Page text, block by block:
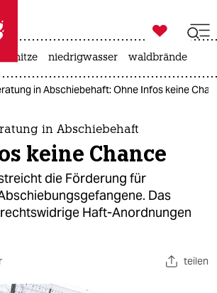
taz zahl ich
taz zahl ich

taz zahl ich
hitze niedrigwasser waldbrände
in Abschiebehaft: Ohne Infos keine
in Abschiebehaft
keine Chance
die Förderung für
Das
Haft-Anordnungen
teilen